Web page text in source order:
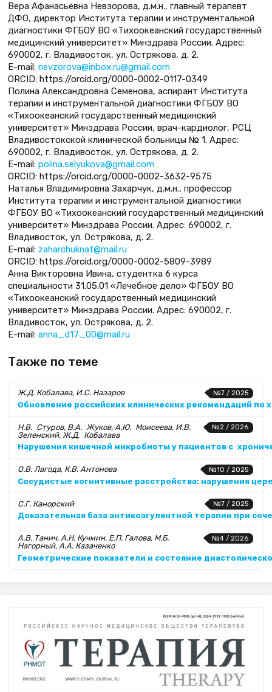
Вера Афанасьевна Невзорова, д.м.н., главный терапевт
ДФО, директор Института терапии и инструментальной
диагностики ФГБОУ ВО «Тихоокеанский государственный
медицинский университет» Минздрава России. Адрес:
690002, г. Владивосток, ул. Острякова, д. 2.
E-mail: nevzorova@inbox.ru@gmail.com
ORCID: https://orcid.org/0000-0002-0117-0349
Полина Александровна Семенова, аспирант Института
терапии и инструментальной диагностики ФГБОУ ВО
«Тихоокеанский государственный медицинский
университет» Минздрава России, врач-кардиолог, РСЦ
Владивостокской клинической больницы № 1. Адрес:
690002, г. Владивосток, ул. Острякова, д. 2.
E-mail: polina.selyukova@gmail.com
ORCID: https://orcid.org/0000-0002-3632-9575
Наталья Владимировна Захарчук, д.м.н., профессор
Института терапии и инструментальной диагностики
ФГБОУ ВО «Тихоокеанский государственный медицинский
университет» Минздрава России. Адрес: 690002, г.
Владивосток, ул. Острякова, д. 2.
E-mail: zaharchuknat@mail.ru
ORCID: https://orcid.org/0000-0002-5809-3989
Анна Викторовна Ивина, студентка 6 курса
специальности 31.05.01 «Лечебное дело» ФГБОУ ВО
«Тихоокеанский государственный медицинский
университет» Минздрава России. Адрес: 690002, г.
Владивосток, ул. Острякова, д. 2.
E-mail: anna_d17_00@mail.ru
Также по теме
№7 / 2025
Ж.Д. Кобалава, И.С. Назаров
Обновление российских клинических рекомендаций
№2 / 2026
Н.В. Стуров, В.А. Жуков, А.Ю. Моисеева, И.В.
Зеленский, Ж.Д. Кобалава
Нарушения кишечной микробиоты у пациентов с
№10 / 2025
О.В. Лагода, К.В. Антонова
Сосудистые когнитивные расстройства: нарушения
№7 / 2025
С.Г. Канорский
Доказательная база антикоагулянтной терапии при
№4 / 2026
А.В. Танич, А.Н. Кучмин, Е.П. Галова, М.Б.
Нагорный, А.А. Казаченко
Геометрические показатели и состояние